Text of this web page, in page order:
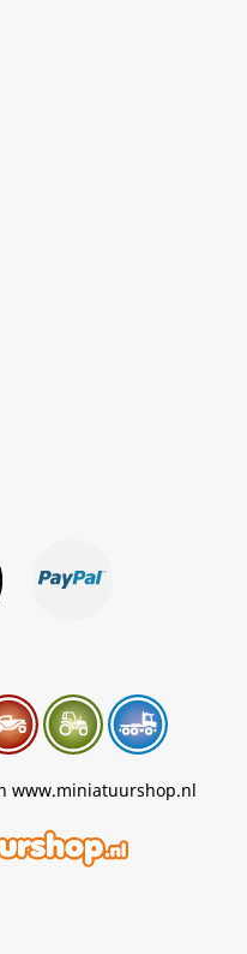
www.miniatuurshop.nl